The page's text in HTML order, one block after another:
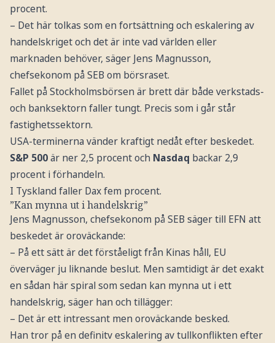
procent.
– Det här tolkas som en fortsättning och eskalering av
handelskriget och det är inte vad världen eller
marknaden behöver, säger Jens Magnusson,
chefsekonom på SEB om börsraset.
Fallet på Stockholmsbörsen är brett där både verkstads-
och banksektorn faller tungt. Precis som i går står
fastighetssektorn.
USA-terminerna vänder kraftigt nedåt efter beskedet.
S&P 500är ner 2,5 procent och Nasdaq backar 2,9
procent i förhandeln.
I Tyskland faller Dax fem procent.
”Kan mynna ut i handelskrig”
Jens Magnusson, chefsekonom på SEB säger till EFN att
beskedet är oroväckande:
– På ett sätt är det förståeligt från Kinas håll, EU
överväger ju liknande beslut. Men samtidigt är det exakt
en sådan här spiral som sedan kan mynna ut i ett
handelskrig, säger han och tillägger:
– Det är ett intressant men oroväckande besked.
Han tror på en definitv eskalering av tullkonflikten efter